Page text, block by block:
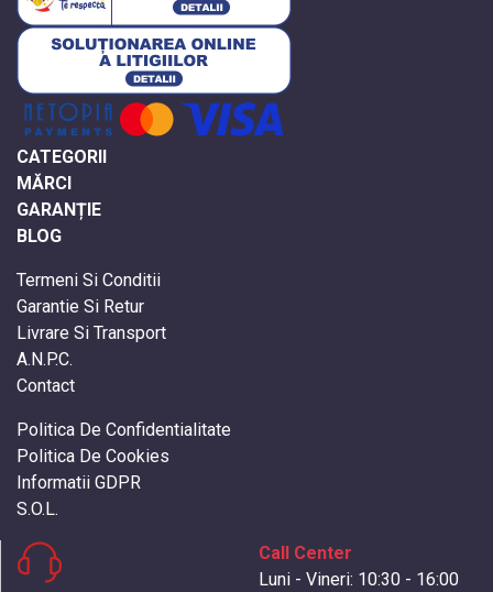
CATEGORII
MĂRCI
GARANȚIE
BLOG
Termeni Si Conditii
Garantie Si Retur
Livrare Si Transport
A.N.P.C.
Contact
Politica De Confidentialitate
Politica De Cookies
Informatii GDPR
S.O.L.
Call Center
Luni - Vineri: 10:30 - 16:00